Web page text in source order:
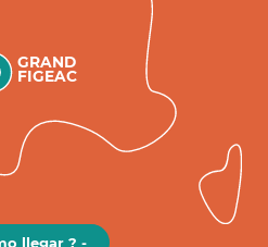
GRAND
FIGEAC
llegar ? -